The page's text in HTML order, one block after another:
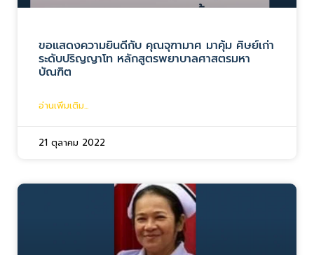
ขอแสดงความยินดีกับ คุณจุฑามาศ มาคุ้ม ศิษย์เก่า
ระดับปริญญาโท หลักสูตรพยาบาลศาสตรมหา
บัณฑิต
อ่านเพิ่มเติม...
21 ตุลาคม 2022